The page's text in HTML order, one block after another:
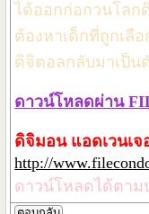
ได้ออกก่อกวนโลก
ต้องหาเด็กที่ถูกเลื
ดิจิตอลกลับมาเป็น
ดาวน์โหลดผ่าน
ดิจิมอน แอดเวนเจ
http://
ดาวน์โหลดได้ตาม